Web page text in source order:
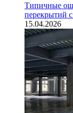
Типичные
перекрытий
15.04.2026